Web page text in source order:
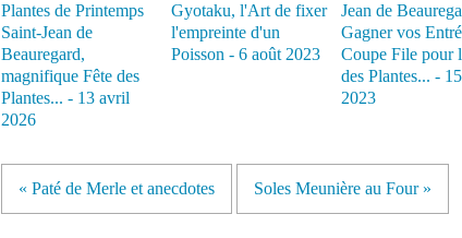
Saint-Jean de
Beauregard,
magnifique Fête des
Plantes... - 13 avril
2026
Gyotaku, l'Art de fixer
l'empreinte d'un
Poisson - 6 août 2023
Gagner vos
Coupe File pour
des Plantes... -
2023
« Paté de Merle et anecdotes Soles Meunière au Four »